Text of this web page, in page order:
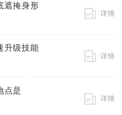
遮掩身形
详情
升级技能
详情
点是
详情